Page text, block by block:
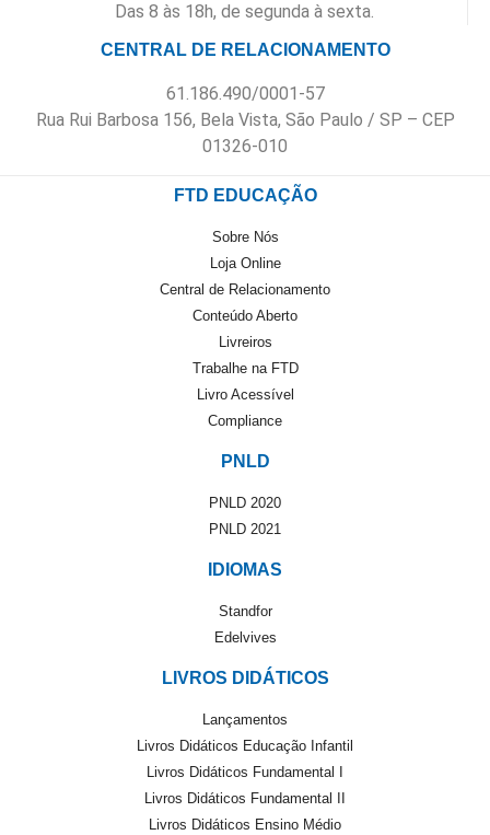
Das 8 às 18h, de segunda à sexta.
CENTRAL DE RELACIONAMENTO
61.186.490/0001-57
Rua Rui Barbosa 156, Bela Vista, São Paulo / SP – CEP
01326-010
FTD EDUCAÇÃO
Sobre Nós
Loja Online
Central de Relacionamento
Conteúdo Aberto
Livreiros
Trabalhe na FTD
Livro Acessível
Compliance
PNLD
PNLD 2020
PNLD 2021
IDIOMAS
Standfor
Edelvives
LIVROS DIDÁTICOS
Lançamentos
Livros Didáticos Educação Infantil
Livros Didáticos Fundamental I
Livros Didáticos Fundamental II
Livros Didáticos Ensino Médio